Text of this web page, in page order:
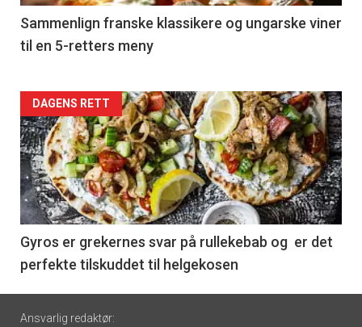
5
Sammenlign franske klassikere og ungarske viner
til en 5-retters meny
Forsiden
akkurat
nå
-
6
DAGENS RETT
Gyros er grekernes svar på rullekebab og er det
perfekte tilskuddet til helgekosen
Footer
Ansvarlig redaktør: